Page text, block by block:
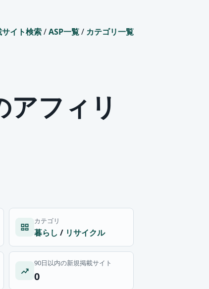
イト検索/ASP一覧/ カテゴリ一覧
フィリ
カテゴリ
暮らし / リサイクル
90日以内の新規掲載サイト
0